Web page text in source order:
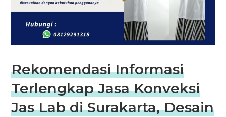
Rekomendasi Informasi
Terlengkap Jasa Konveksi
Jas Lab di Surakarta, Desain